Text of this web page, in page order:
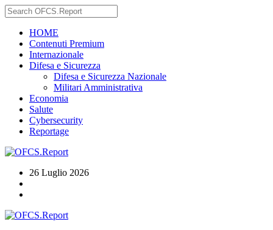
HOME
Contenuti Premium
Internazionale
Difesa e Sicurezza
Difesa e Sicurezza Nazionale
Militari Amministrativa
Economia
Salute
Cybersecurity
Reportage
26 Luglio 2026